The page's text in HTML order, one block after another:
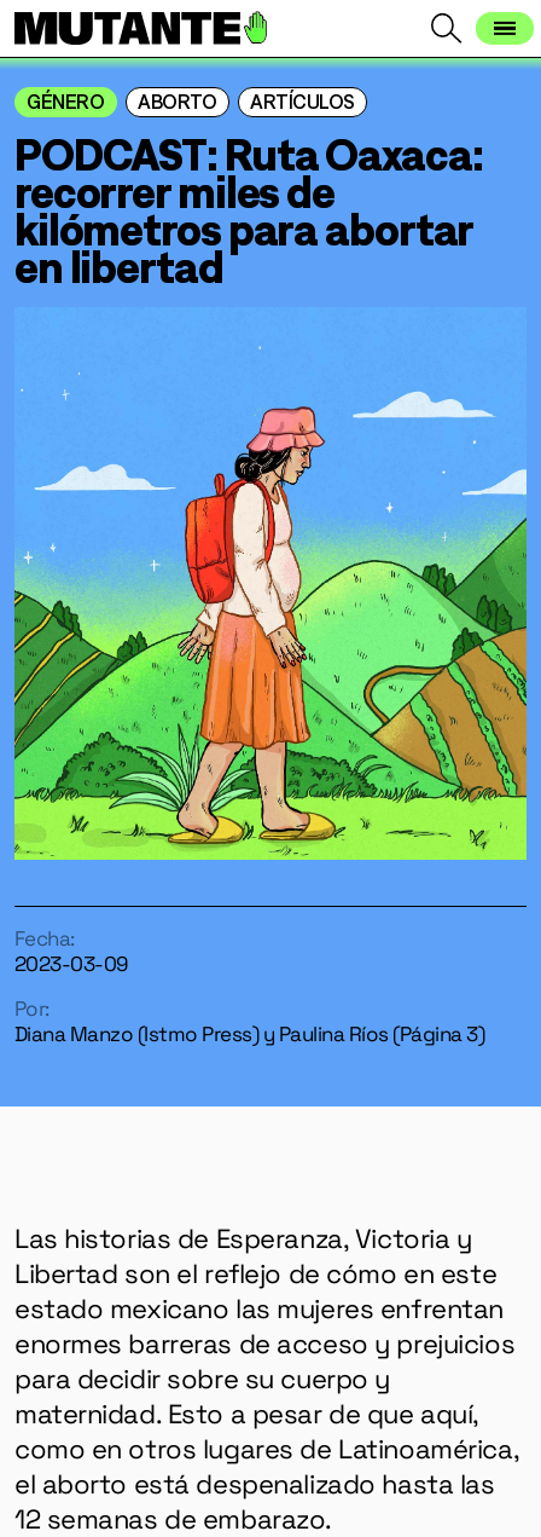
GÉNERO ABORTO ARTÍCULOS
PODCAST: Ruta Oaxaca:
recorrer miles de
kilómetros para abortar
en libertad
Fecha:
2023-03-09
Por:
Diana Manzo (Istmo Press) y Paulina Ríos (Página 3)
Las historias de Esperanza, Victoria y
Libertad son el reflejo de cómo en este
estado mexicano las mujeres enfrentan
enormes barreras de acceso y prejuicios
para decidir sobre su cuerpo y
maternidad. Esto a pesar de que aquí,
como en otros lugares de Latinoamérica,
el aborto está despenalizado hasta las
12 semanas de embarazo.